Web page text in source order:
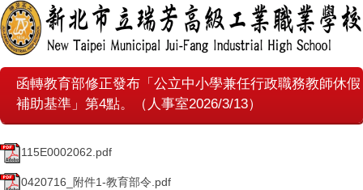
函轉教育部修正發布「公立中小學兼任行政職務教師休假
補助基準」第4點。（人事室2026/3/13）
115E0002062.pdf
0420716_附件1-教育部令.pdf